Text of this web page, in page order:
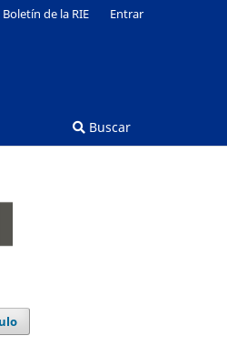
Buscar
Boletín de la RIE Entrar